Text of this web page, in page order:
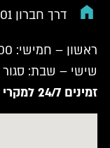
דרך חברון 101, ירושלים
ראשון – חמישי: 09:00 – 20:00
שישי – שבת: סגור
זמינים 24/7 למקרי חירום!